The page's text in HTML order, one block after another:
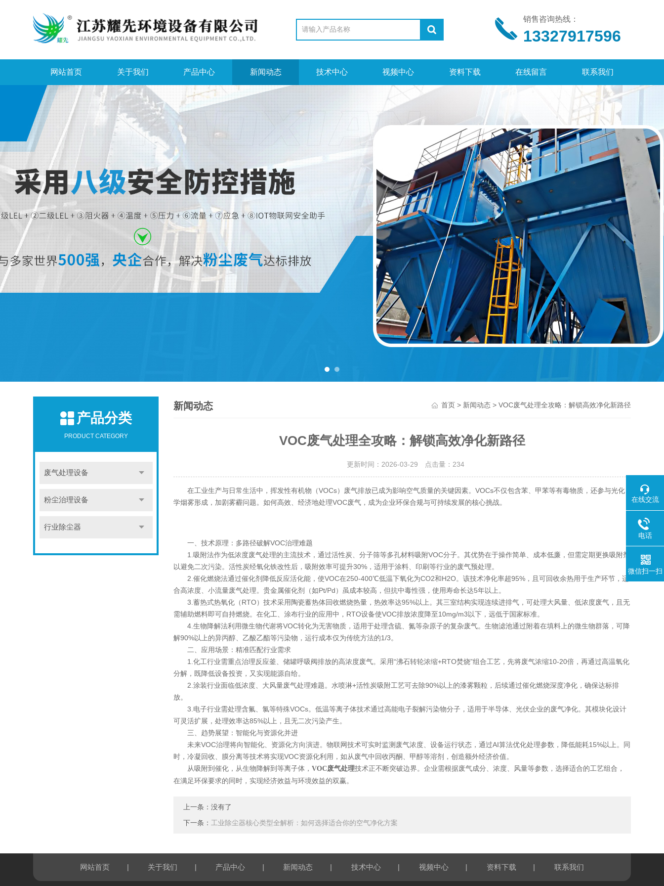
销售咨询热线：
13327917596
网站首页 关于我们 产品中心 新闻动态 技术中心 视频中心 资料下载 在线留言 联系我们
产品分类
PRODUCT CATEGORY
废气处理设备
粉尘治理设备
行业除尘器
新闻动态 首页> 新闻动态> VOC废气处理全攻略：解锁高效净化新路径
VOC废气处理全攻略：解锁高效净化新路径
更新时间：2026-03-29 点击量： 234
在工业生产与日常生活中，挥发性有机物（VOCs）废气排放已成为影响空气质量的关键因素。VOCs不仅包含苯、甲苯等有毒物质，还参与光化
学烟雾形成，加剧雾霾问题。如何高效、经济地处理VOC废气，成为企业环保合规与可持续发展的核心挑战。
一、技术原理：多路径破解VOC治理难题
1.吸附法作为低浓度废气处理的主流技术，通过活性炭、分子筛等多孔材料吸附VOC分子。其优势在于操作简单、成本低廉，但需定期更换吸附剂
以避免二次污染。活性炭经氧化铁改性后，吸附效率可提升30%，适用于涂料、印刷等行业的废气预处理。
2.催化燃烧法通过催化剂降低反应活化能，使VOC在250-400℃低温下氧化为CO2和H2O。该技术净化率超95%，且可回收余热用于生产环节，适
合高浓度、小流量废气处理。贵金属催化剂（如Pt/Pd）虽成本较高，但抗中毒性强，使用寿命长达5年以上。
3.蓄热式热氧化（RTO）技术采用陶瓷蓄热体回收燃烧热量，热效率达95%以上。其三室结构实现连续进排气，可处理大风量、低浓度废气，且无
需辅助燃料即可自持燃烧。在化工、涂布行业的应用中，RTO设备使VOC排放浓度降至10mg/m3以下，远低于国家标准。
4.生物降解法利用微生物代谢将VOC转化为无害物质，适用于处理含硫、氮等杂原子的复杂废气。生物滤池通过附着在填料上的微生物群落，可降
解90%以上的异丙醇、乙酸乙酯等污染物，运行成本仅为传统方法的1/3。
二、应用场景：精准匹配行业需求
1.化工行业需重点治理反应釜、储罐呼吸阀排放的高浓度废气。采用“沸石转轮浓缩+RTO焚烧”组合工艺，先将废气浓缩10-20倍，再通过高温氧化
分解，既降低设备投资，又实现能源自给。
2.涂装行业面临低浓度、大风量废气处理难题。水喷淋+活性炭吸附工艺可去除90%以上的漆雾颗粒，后续通过催化燃烧深度净化，确保达标排
放。
3.电子行业需处理含氟、氯等特殊VOCs。低温等离子体技术通过高能电子裂解污染物分子，适用于半导体、光伏企业的废气净化。其模块化设计
可灵活扩展，处理效率达85%以上，且无二次污染产生。
三、趋势展望：智能化与资源化并进
未来VOC治理将向智能化、资源化方向演进。物联网技术可实时监测废气浓度、设备运行状态，通过AI算法优化处理参数，降低能耗15%以上。同
时，冷凝回收、膜分离等技术将实现VOC资源化利用，如从废气中回收丙酮、甲醇等溶剂，创造额外经济价值。
从吸附到催化，从生物降解到等离子体，VOC废气处理技术正不断突破边界。企业需根据废气成分、浓度、风量等参数，选择适合的工艺组合，
在满足环保要求的同时，实现经济效益与环境效益的双赢。
上一条：没有了
下一条： 工业除尘器核心类型全解析：如何选择适合你的空气净化方案
网站首页 | 关于我们 | 产品中心 | 新闻动态 | 技术中心 | 视频中心 | 资料下载 | 联系我们
在线交流
电话
微信扫一扫